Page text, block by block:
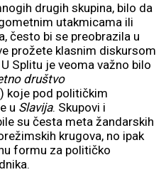
drugih skupina, bilo da
utakmicama ili
često bi se preobrazila u
prožete klasnim diskursom
Splitu je veoma važno bilo
društvo
koje pod političkim
u Slavija. Skupovi i
su česta meta žandarskih
krugova, no ipak
formu za političko